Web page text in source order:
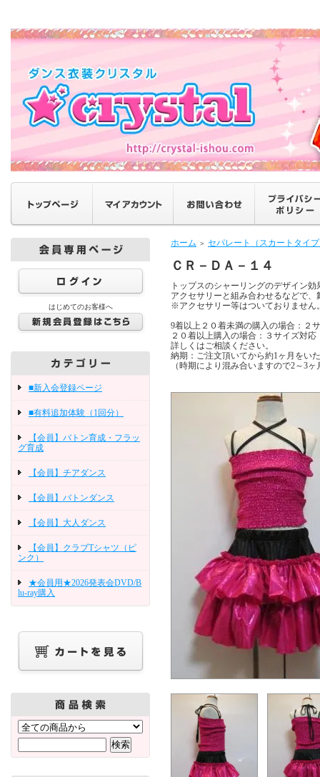
はじめてのお客様へ
■新入会登録ページ
■有料追加体験（1回分）
【会員】バトン育成・フラッ
グ育成
【会員】チアダンス
【会員】バトンダンス
【会員】大人ダンス
【会員】クラブTシャツ（ピ
ンク）
★会員用★2026発表会DVD/B
lu-ray購入
ホーム ＞ セパレート（スカートタイ
ＣＲ－ＤＡ－１４
トップスのシャーリングのデザイン
アクセサリーと組み合わせるなどで
※アクセサリー等はついておりません
9着以上２０着未満の購入の場合：２
２０着以上購入の場合：３サイズ対応
詳しくはご相談ください。
納期：ご注文頂いてから約1ヶ月をい
（時期により混み合いますので2～3